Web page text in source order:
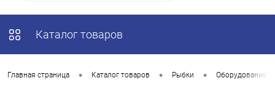
Каталог товаров
Главная страница • Каталог товаров • Рыбки • Оборудование